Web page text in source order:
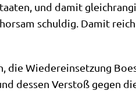
und damit
schul­dig. Damit
die Wie­der­ein­set­zung
des­sen Ver­stoß gegen